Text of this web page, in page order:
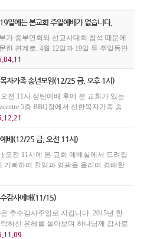
일에는 본교회 주일예배가 없습니다.
가 중부연회와 선교사대회 참석 때문에
한 관계로, 4월 12일과 19일 두 주일동안
일예배가 없습니다. 본 교회성도들은
한인교회 주일예배에 꼭 참석하시기를
.자가족 송년모임(12/25 금, 오후 1시)
오전 11시 성탄예배 후에 본 교회가 있는
5층 BBQ장에서 선한목자가족 송
습니다. 성탄의 기쁨과 2015년 한해를
당의 선물을 준비해 오시기 바랍니다.
배(12/25 금, 오전 11시)
오전 11시에 본 교회 예배실에서 드려집
기뻐하며 찬양과 영광을 올리며 경배합
감사예배(11/15)
은 추수감사주일로 지킵니다. 2015년 한
하신 은혜를 돌아보며 하나님께 감사로
. 추수감사주일예배 : 2015. 11. 15(주) 오